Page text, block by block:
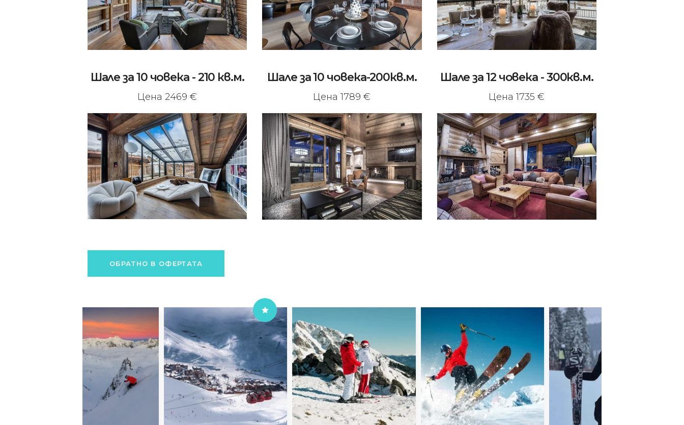
Шале за 10 човека - 210 кв.м.
Цена 2469 €
Шале за 10 човека-200кв.м.
Цена 1789 €
Шале за 12 човека - 300кв.м.
Цена 1735 €
ОБРАТНО В ОФЕРТАТА